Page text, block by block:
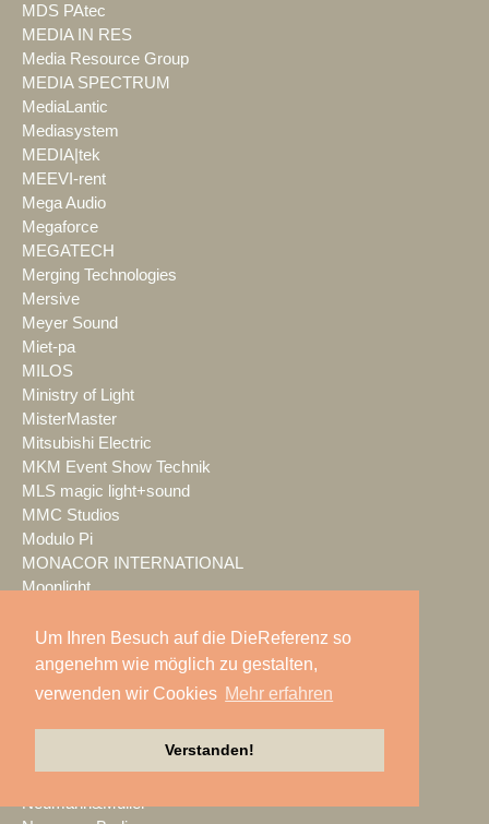
Um Ihren Besuch auf die DieReferenz so
angenehm wie möglich zu gestalten,
verwenden wir Cookies Mehr erfahren
Verstanden!
MDS PAtec
MEDIA IN RES
Media Resource Group
MEDIA SPECTRUM
MediaLantic
Mediasystem
MEDIA|tek
MEEVI-rent
Mega Audio
Megaforce
MEGATECH
Merging Technologies
Mersive
Meyer Sound
Miet-pa
MILOS
Ministry of Light
MisterMaster
Mitsubishi Electric
MKM Event Show Technik
MLS magic light+sound
MMC Studios
Modulo Pi
MONACOR INTERNATIONAL
Moonlight
Movecat
msm studio group
Müller BBM
MUTEC
NEC Display Solutions
Neumann&Müller